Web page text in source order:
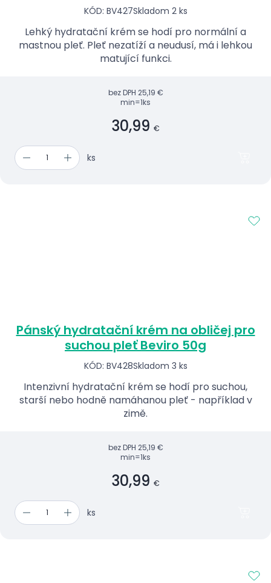
KÓD: BV427Skladom 2 ks
Lehký hydratační krém se hodí pro normální a
mastnou pleť. Pleť nezatíží a neudusí, má i lehkou
matující funkci.
bez DPH 25,19 €
min=1ks
30,99 €
ks
Pánský hydratační krém na obličej pro
suchou pleť Beviro 50g
KÓD: BV428Skladom 3 ks
Intenzivní hydratační krém se hodí pro suchou,
starší nebo hodně namáhanou pleť - například v
zimě.
bez DPH 25,19 €
min=1ks
30,99 €
ks